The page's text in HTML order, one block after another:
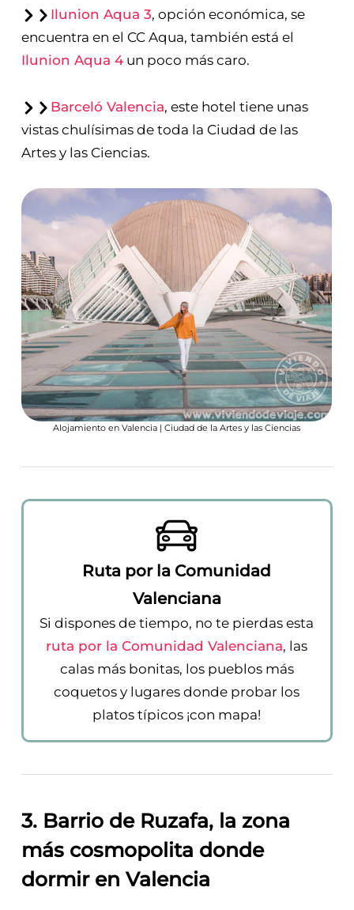
Ilunion Aqua 3, opción económica, se
encuentra en el CC Aqua, también está el
Ilunion Aqua 4un poco más caro.
Barceló Valencia, este hotel tiene unas
vistas chulísimas de toda la Ciudad de las
Artes y las Ciencias.
Alojamiento en Valencia | Ciudad de la Artes y las Ciencias
Ruta por la Comunidad
Valenciana
Si dispones de tiempo, no te pierdas esta
ruta por la Comunidad Valenciana, las
calas más bonitas, los pueblos más
coquetos y lugares donde probar los
platos típicos ¡con mapa!
3. Barrio de Ruzafa, la zona
más cosmopolita donde
dormir en Valencia